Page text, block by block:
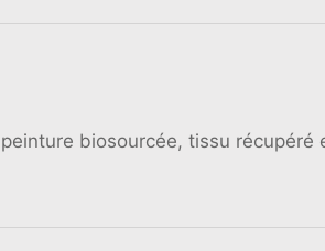
biosourcée, tissu